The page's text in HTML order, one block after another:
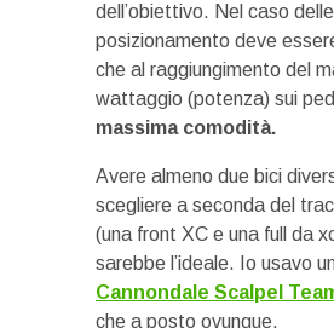
dell’obiettivo. Nel caso
posizionamento deve
che al raggiungimento del
wattaggio (potenza) sui
massima comodità.
Avere almeno due bici
scegliere a seconda del
(una front XC e una full da
sarebbe l’ideale. Io usavo
Cannondale Scalpel
che a posto ovunque.